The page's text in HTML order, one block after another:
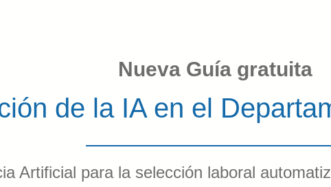
Nueva Guía gratuita
de la IA en el
Artificial para la selección laboral